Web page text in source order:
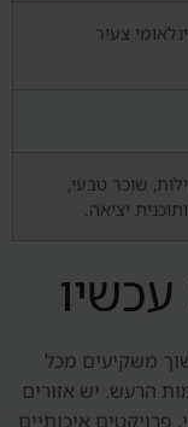
צעיר
שוכר טבעי,
יציאה.
משקיעים מכל
הרעש. יש אזורים
פרויקטים איכותיים